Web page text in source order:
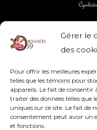
Gérer le
des
Pour offrir les meilleures
telles que les témoins pour
appareils. Le fait de
traiter des données telles
uniques sur ce site. Le fait de
consentement peut avoir un
et fonctions.
CYMBIDIUM,
Lire la suite »